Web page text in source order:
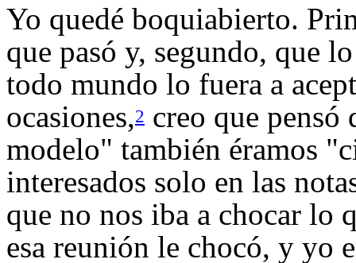
Yo quedé boquiabierto.
que pasó y, segundo, que
todo mundo lo fuera a
ocasiones,2 creo que pensó
modelo" también éramos
interesados solo en las
que no nos iba a chocar lo
esa reunión le chocó, y yo